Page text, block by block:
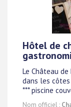
Hôtel de
Le Château
dans les côtes
*** piscine
Nom officiel :